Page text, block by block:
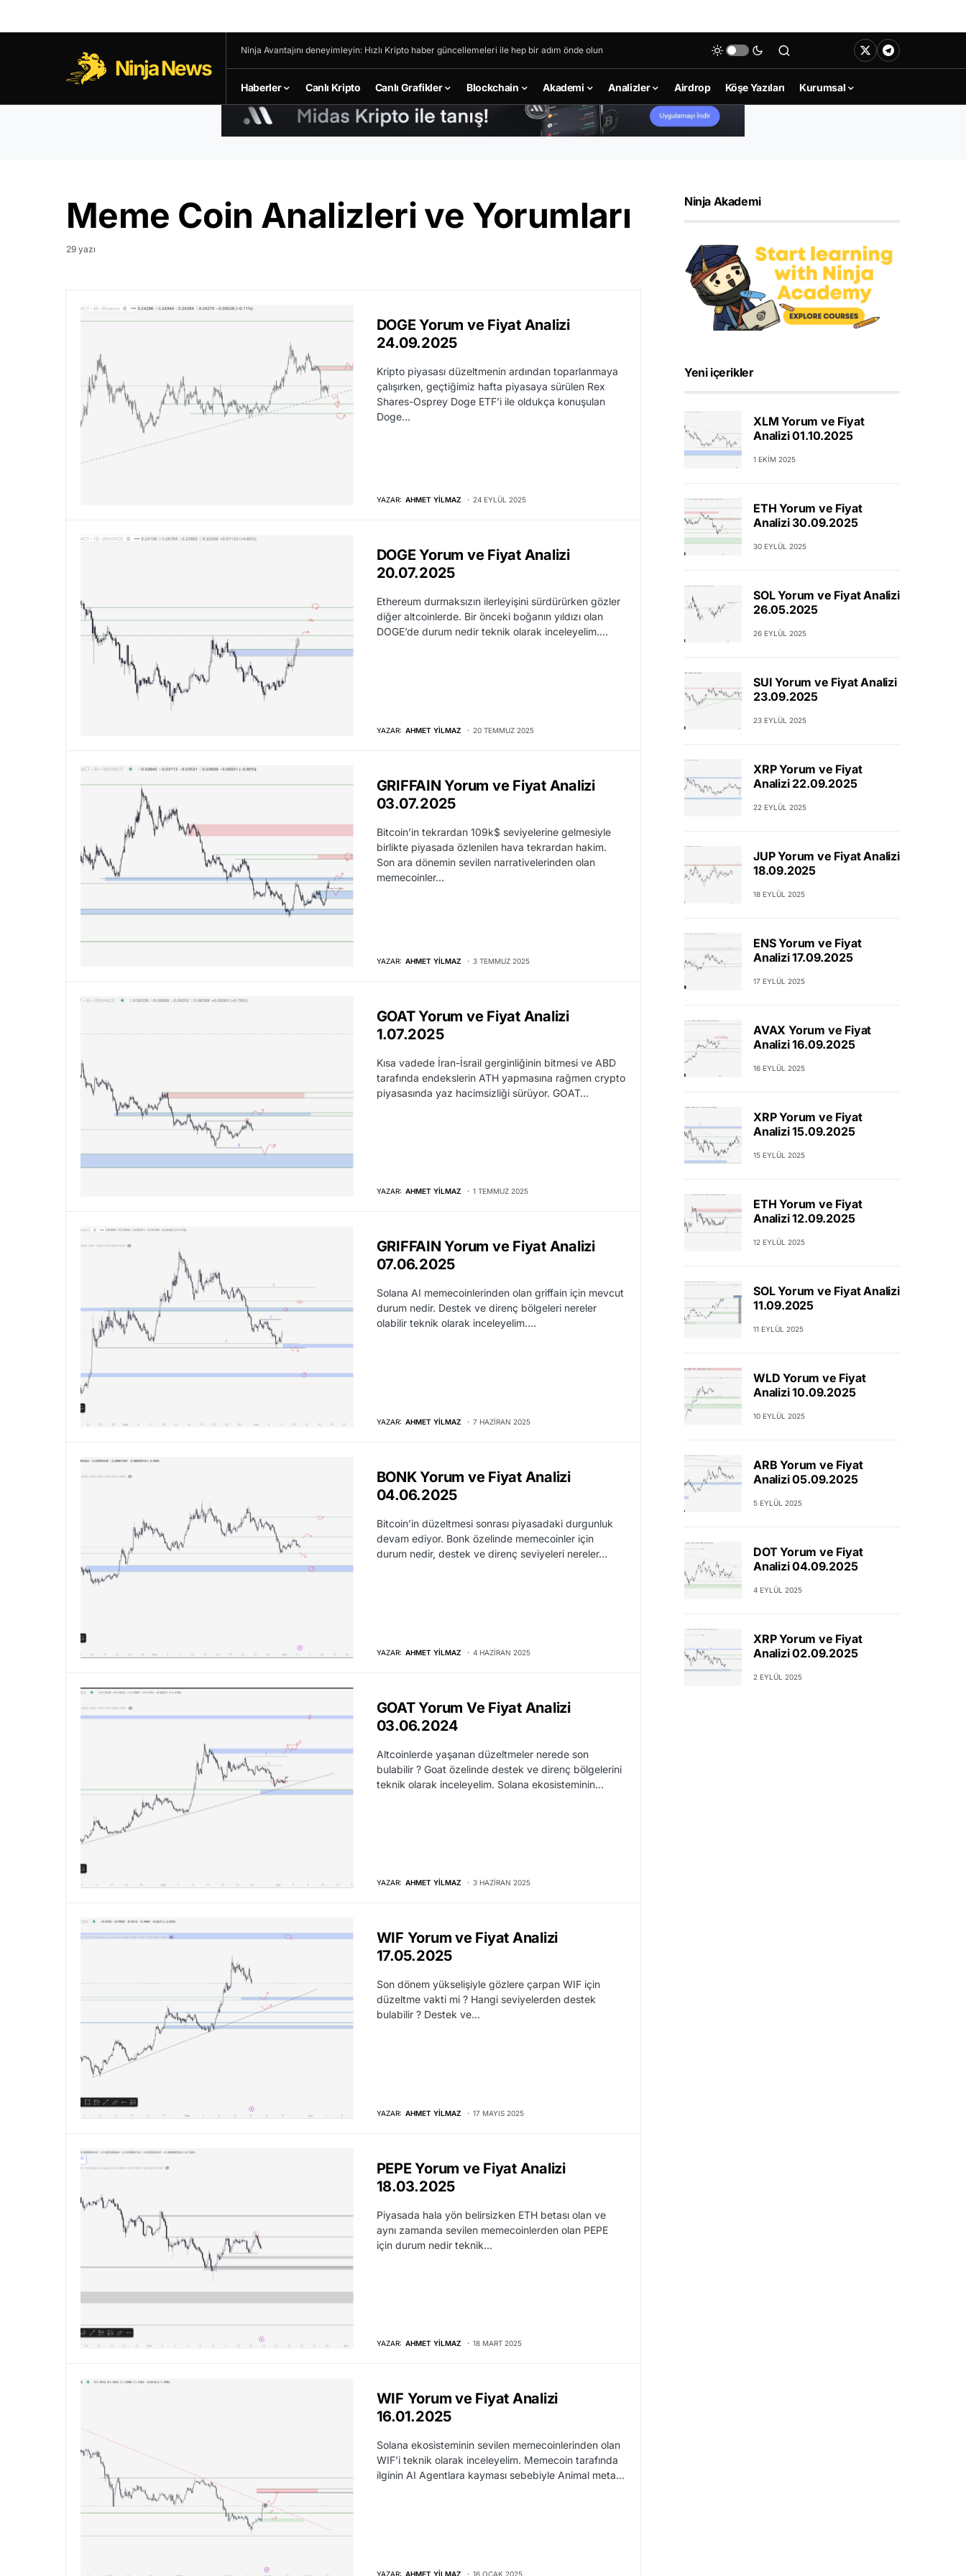
Ninja News
Ninja Avantajını deneyimleyin: Hızlı Kripto haber güncellemeleri ile hep bir adım önde olun
Haberler Canlı Kripto Canlı Grafikler Blockchain Akademi Analizler Airdrop Köşe Yazıları Kurumsal
Meme Coin Analizleri ve Yorumları
29 yazı
DOGE Yorum ve Fiyat Analizi
24.09.2025
Kripto piyasası düzeltmenin ardından toparlanmaya
çalışırken, geçtiğimiz hafta piyasaya sürülen Rex
Shares-Osprey Doge ETF’i ile oldukça konuşulan
Doge…
YAZAR: AHMET YILMAZ 24 EYLÜL 2025
DOGE Yorum ve Fiyat Analizi
20.07.2025
Ethereum durmaksızın ilerleyişini sürdürürken gözler
diğer altcoinlerde. Bir önceki boğanın yıldızı olan
DOGE’de durum nedir teknik olarak inceleyelim.…
YAZAR: AHMET YILMAZ 20 TEMMUZ 2025
GRIFFAIN Yorum ve Fiyat Analizi
03.07.2025
Bitcoin’in tekrardan 109k$ seviyelerine gelmesiyle
birlikte piyasada özlenilen hava tekrardan hakim.
Son ara dönemin sevilen narrativelerinden olan
memecoinler…
YAZAR: AHMET YILMAZ 3 TEMMUZ 2025
GOAT Yorum ve Fiyat Analizi
1.07.2025
Kısa vadede İran-İsrail gerginliğinin bitmesi ve ABD
tarafında endekslerin ATH yapmasına rağmen crypto
piyasasında yaz hacimsizliği sürüyor. GOAT…
YAZAR: AHMET YILMAZ 1 TEMMUZ 2025
GRIFFAIN Yorum ve Fiyat Analizi
07.06.2025
Solana AI memecoinlerinden olan griffain için mevcut
durum nedir. Destek ve direnç bölgeleri nereler
olabilir teknik olarak inceleyelim.…
YAZAR: AHMET YILMAZ 7 HAZIRAN 2025
BONK Yorum ve Fiyat Analizi
04.06.2025
Bitcoin’in düzeltmesi sonrası piyasadaki durgunluk
devam ediyor. Bonk özelinde memecoinler için
durum nedir, destek ve direnç seviyeleri nereler…
YAZAR: AHMET YILMAZ 4 HAZIRAN 2025
GOAT Yorum Ve Fiyat Analizi
03.06.2024
Altcoinlerde yaşanan düzeltmeler nerede son
bulabilir ? Goat özelinde destek ve direnç bölgelerini
teknik olarak inceleyelim. Solana ekosisteminin…
YAZAR: AHMET YILMAZ 3 HAZIRAN 2025
WIF Yorum ve Fiyat Analizi
17.05.2025
Son dönem yükselişiyle gözlere çarpan WIF için
düzeltme vakti mi ? Hangi seviyelerden destek
bulabilir ? Destek ve…
YAZAR: AHMET YILMAZ 17 MAYIS 2025
PEPE Yorum ve Fiyat Analizi
18.03.2025
Piyasada hala yön belirsizken ETH betası olan ve
aynı zamanda sevilen memecoinlerden olan PEPE
için durum nedir teknik…
YAZAR: AHMET YILMAZ 18 MART 2025
WIF Yorum ve Fiyat Analizi
16.01.2025
Solana ekosisteminin sevilen memecoinlerinden olan
WIF’i teknik olarak inceleyelim. Memecoin tarafında
ilginin AI Agentlara kayması sebebiyle Animal meta…
YAZAR: AHMET YILMAZ 16 OCAK 2025
Ninja Akademi
Yeni içerikler
XLM Yorum ve Fiyat
Analizi 01.10.2025
1 EKIM 2025
ETH Yorum ve Fiyat
Analizi 30.09.2025
30 EYLÜL 2025
SOL Yorum ve Fiyat Analizi
26.05.2025
26 EYLÜL 2025
SUI Yorum ve Fiyat Analizi
23.09.2025
23 EYLÜL 2025
XRP Yorum ve Fiyat
Analizi 22.09.2025
22 EYLÜL 2025
JUP Yorum ve Fiyat Analizi
18.09.2025
18 EYLÜL 2025
ENS Yorum ve Fiyat
Analizi 17.09.2025
17 EYLÜL 2025
AVAX Yorum ve Fiyat
Analizi 16.09.2025
16 EYLÜL 2025
XRP Yorum ve Fiyat
Analizi 15.09.2025
15 EYLÜL 2025
ETH Yorum ve Fiyat
Analizi 12.09.2025
12 EYLÜL 2025
SOL Yorum ve Fiyat Analizi
11.09.2025
11 EYLÜL 2025
WLD Yorum ve Fiyat
Analizi 10.09.2025
10 EYLÜL 2025
ARB Yorum ve Fiyat
Analizi 05.09.2025
5 EYLÜL 2025
DOT Yorum ve Fiyat
Analizi 04.09.2025
4 EYLÜL 2025
XRP Yorum ve Fiyat
Analizi 02.09.2025
2 EYLÜL 2025